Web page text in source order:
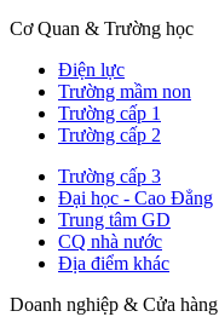
Cơ Quan & Trường học
Điện lực
Trường mầm non
Trường cấp 1
Trường cấp 2
Trường cấp 3
Đại học - Cao Đẳng
Trung tâm GD
CQ nhà nước
Địa điểm khác
Doanh nghiệp & Cửa hàng